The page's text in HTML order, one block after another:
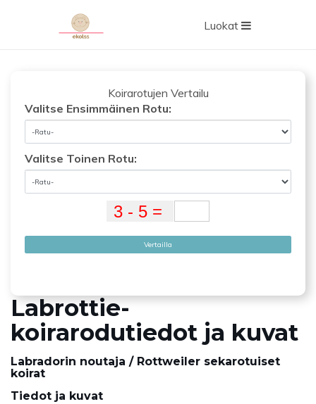
Luokat
Koirarotujen Vertailu
Valitse Ensimmäinen Rotu:
Valitse Toinen Rotu:
Vertailla
Labrottie-
koirarodutiedot ja kuvat
Labradorin noutaja / Rottweiler sekarotuiset
koirat
Tiedot ja kuvat